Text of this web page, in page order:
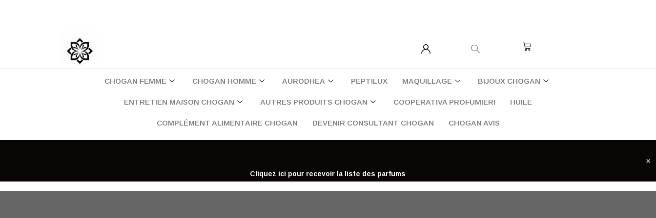
Cart
CHOGAN FEMME CHOGAN HOMME AURODHEA PEPTILUX MAQUILLAGE BIJOUX CHOGAN
ENTRETIEN MAISON CHOGAN AUTRES PRODUITS CHOGAN COOPERATIVA PROFUMIERI HUILE
COMPLÉMENT ALIMENTAIRE CHOGAN DEVENIR CONSULTANT CHOGAN CHOGAN AVIS
Cliquez ici pour recevoir la liste des parfums
×